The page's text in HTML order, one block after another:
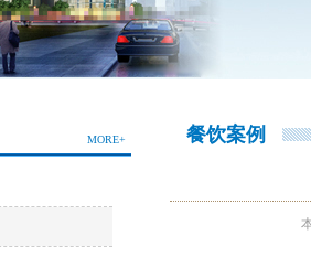
MORE+ 餐饮案例